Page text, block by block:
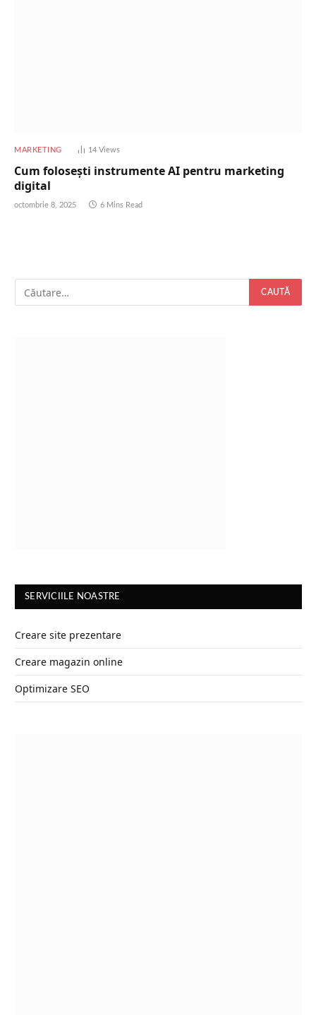
MARKETING 14 Views
Cum folosești instrumente AI pentru marketing
digital
octombrie 8, 2025 6 Mins Read
SERVICIILE NOASTRE
Creare site prezentare
Creare magazin online
Optimizare SEO